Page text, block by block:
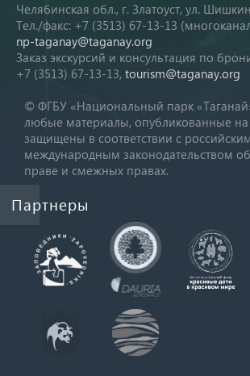
Челябинская обл., г. Златоуст, ул.
Тел./факс: +7 (3513) 67-13-13
np-taganay@taganay.org
Заказ экскурсий и консультация по
+7 (3513) 67-13-13, tourism@taganay.org
© ФГБУ «Национальный парк
любые материалы, опубликованные на
защищены в соответствии с
международным законодательством
праве и смежных правах.
Партнеры